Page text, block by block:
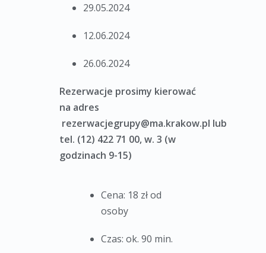
29.05.2024
12.06.2024
26.06.2024
Rezerwacje prosimy kierować
na adres
rezerwacjegrupy@ma.krakow.pl lub
tel. (12) 422 71 00, w. 3 (w
godzinach 9-15)
Cena: 18 zł od
osoby
Czas: ok. 90 min.